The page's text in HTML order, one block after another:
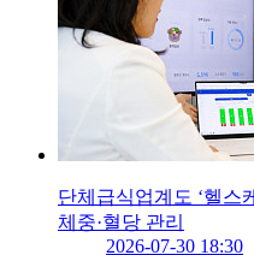
단체급식업계도 ‘헬스
체중·혈당 관리
2026-07-30 18:30